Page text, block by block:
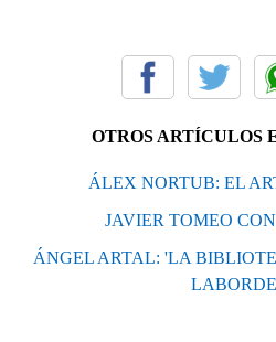
OTROS ARTÍCULOS
ÁLEX NORTUB: EL
JAVIER TOMEO
ÁNGEL ARTAL: 'LA